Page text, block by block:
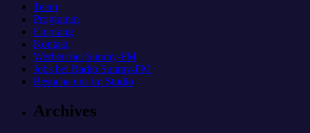
Team
Programm
Empfang
Kontakt
Werben bei Sunray-FM
Jobs bei Radio Sunray-FM
Besuche uns im Studio
Archives